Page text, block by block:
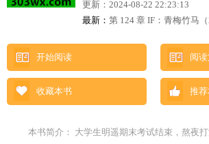
更新： 2024-08-22 22:23:13
最新： 第 124 章 IF：青梅竹马
开始阅读 阅
收藏本书 推荐
本书简介： 大学生明遥期末考试结束，熬夜